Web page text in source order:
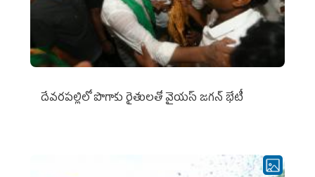
దేవరపల్లిలో పొగాకు రైతులతో వైయస్ జగన్ భేటీ